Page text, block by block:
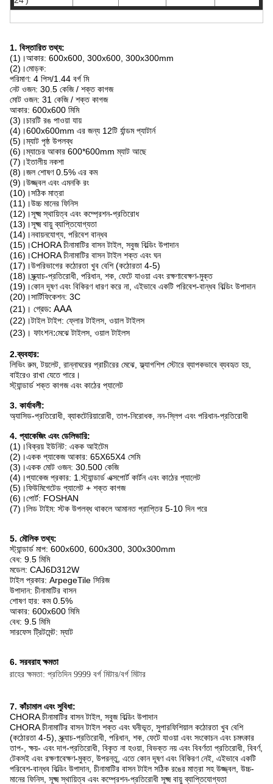
1. বিস্তারিত তথ্য:
(1)।আকার: 600x600, 300x600, 300x300mm
(2)।মোড়ক:
পরিমাণ: 4 পিস/1.44 বর্গ মি
নেট ওজন: 30.5 কেজি / শক্ত কাগজ
মোট ওজন: 31 কেজি / শক্ত কাগজ
আকার: 600x600 মিমি
(3)।চারটি রঙ পাওয়া যায়
(4)।600x600mm এর জন্য 12টি র্যান্ডম প্যাটার্ন
(5)।ম্যাট পৃষ্ঠ উপলব্ধ
(6)।ম্যাচের আকার 600*600mm ম্যাট আছে
(7)।ইতালীয় নকশা
(8)।জল শোষণ 0.5% এর কম
(9)।উজ্জ্বল এবং এমনকি রং
(10)।সঠিক মাত্রা
(11)।উচ্চ মানের ফিনিস
(12)।সূক্ষ্ম স্থায়িত্ব এবং কম্প্রেশন-প্রতিরোধ
(13)।সূক্ষ্ম বায়ু ব্যাপ্তিযোগ্যতা
(14)।নবায়নযোগ্য, পরিবেশ বান্ধব
(15)।CHORA চীনামাটির বাসন টাইল, সবুজ বিল্ডিং উপাদান
(16)।CHORA চীনামাটির বাসন টাইল শক্ত এবং ঘন
(17)।উপরিভাগের কঠোরতা খুব বেশি (কঠোরতা 4-5)
(18)।স্ক্র্যাচ-প্রতিরোধী, পরিধান, শক, ফেটে যাওয়া এবং রক্ষণাবেক্ষণ-মুক্ত
(19)।কোন দূষণ এবং বিকিরণ ধারণ করে না, এইভাবে একটি পরিবেশ-বান্ধব বিল্ডিং উপাদান
(20)।সার্টিফিকেশন: 3C
(21)। গ্রেড: AAA
(22)।টাইল টাইপ: ফ্লোর টাইলস, ওয়াল টাইলস
(23)। ফাংশন:মেঝে টাইলস, ওয়াল টাইলস
2.ব্যবহার:
লিভিং রুম, টয়লেট, রান্নাঘরের প্রাচীরের মেঝে, ফ্ল্যাগশিপ স্টোরে ব্যাপকভাবে ব্যবহৃত হয়,
বাইরেও রাখা যেতে পারে।
স্ট্যান্ডার্ড শক্ত কাগজ এবং কাঠের প্যালেট
3. কার্যাবলী:
অ্যাসিড-প্রতিরোধী, ব্যাকটেরিয়ারোধী, তাপ-নিরোধক, নন-স্লিপ এবং পরিধান-প্রতিরোধী
4. প্যাকেজিং এবং ডেলিভারি:
(1)।বিক্রয় ইউনিট: একক আইটেম
(2)।একক প্যাকেজ আকার: 65X65X4 সেমি
(3)।একক মোট ওজন: 30.500 কেজি
(4)।প্যাকেজ প্রকার: 1.স্ট্যান্ডার্ড এক্সপোর্ট কার্টন এবং কাঠের প্যালেট
(5)।ফিউমিগেটেড প্যালেট + শক্ত কাগজ
(6)।পোর্ট: FOSHAN
(7)।লিড টাইম: স্টক উপলব্ধ থাকলে আমানত প্রাপ্তির 5-10 দিন পরে
5. মৌলিক তথ্য:
স্ট্যান্ডার্ড মাপ: 600x600, 600x300, 300x300mm
বেধ: 9.5 মিমি
মডেল: CAJ6D312W
টাইল প্রকার: ArpegeTile সিরিজ
উপাদান: চীনামাটির বাসন
শোষণ হার: কম 0.5%
আকার: 600x600 মিমি
বেধ: 9.5 মিমি
সারফেস ট্রিটমেন্ট: ম্যাট
6. সরবরাহ ক্ষমতা
ক্ষমতা: প্রতিদিন 9999 বর্গ মিটার/বর্গ মিটার
7. কাঁচামাল এবং সুবিধা:
CHORA চীনামাটির বাসন টাইল, সবুজ বিল্ডিং উপাদান
CHORA চীনামাটির বাসন টাইল শক্ত এবং ঘনীভূত, সুপারফিশিয়াল কঠোরতা খুব বেশি
(কঠোরতা 4-5), স্ক্র্যাচ-প্রতিরোধী, পরিধান, শক, ফেটে যাওয়া এবং সংকোচন এবং চমৎকার
তাপ-, ক্ষয়- এবং দাগ-প্রতিরোধী, বিকৃত না হওয়া, বিভক্ত নয় এবং বিবর্ণতা প্রতিরোধী, বিবর্ণ,
টেকসই এবং রক্ষণাবেক্ষণ-মুক্ত, উপরন্তু, এতে কোন দূষণ এবং বিকিরণ নেই, এইভাবে একটি
পরিবেশ-বান্ধব বিল্ডিং উপাদান, চীনামাটির বাসন টাইল সঠিক রঙের মাত্রা সহ উজ্জ্বল, উচ্চ-
মানের ফিনিস, সূক্ষ্ম স্থায়িত্ব এবং কম্প্রেশন-প্রতিরোধী সূক্ষ্ম বায়ু ব্যাপ্তিযোগ্যতা